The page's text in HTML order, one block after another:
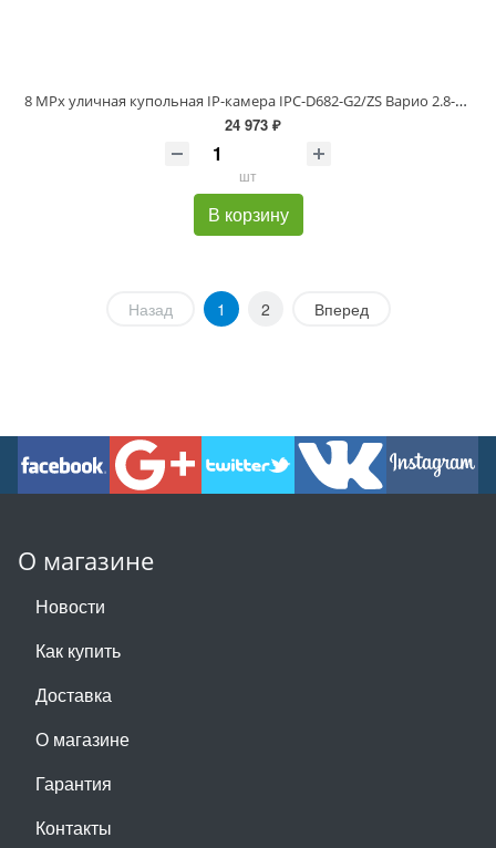
8 MPx уличная купольная IP-камера IPC-D682-G2/ZS Варио 2.8-12mm с EXIR-подсветкой до 40м
24 973 ₽
шт
В корзину
Назад 1 2 Вперед
О магазине
Новости
Как купить
Доставка
О магазине
Гарантия
Контакты